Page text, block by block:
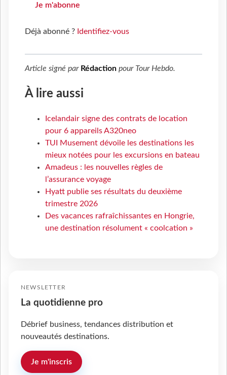
Je m'abonne
Déjà abonné ? Identifiez-vous
Article signé par Rédaction pour Tour Hebdo.
À lire aussi
Icelandair signe des contrats de location
pour 6 appareils A320neo
TUI Musement dévoile les destinations les
mieux notées pour les excursions en bateau
Amadeus : les nouvelles règles de
l’assurance voyage
Hyatt publie ses résultats du deuxième
trimestre 2026
Des vacances rafraîchissantes en Hongrie,
une destination résolument « coolcation »
NEWSLETTER
La quotidienne pro
Débrief business, tendances distribution et
nouveautés destinations.
Je m'inscris